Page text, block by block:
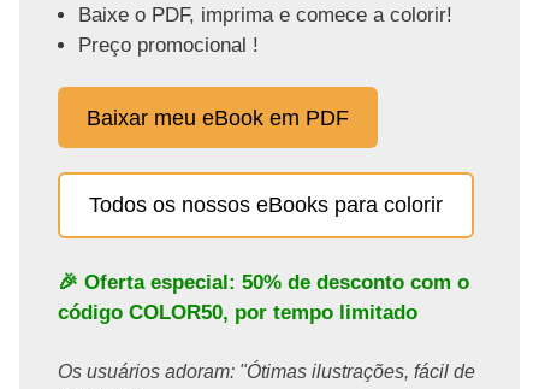
Baixe o PDF, imprima e comece a colorir!
Preço promocional !
Baixar meu eBook em PDF
Todos os nossos eBooks para colorir
🎉 Oferta especial: 50% de desconto com o
código COLOR50, por tempo limitado
Os usuários adoram: "Ótimas ilustrações, fácil de